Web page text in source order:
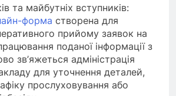
та майбутніх вступників:
форма створена для
прийому заявок на
поданої інформації з
зв’яжеться адміністрація
для уточнення деталей,
прослуховування або